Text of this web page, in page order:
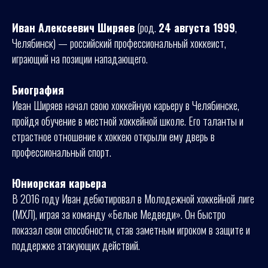
Иван Алексеевич Ширяев(род. 24 августа 1999,
Челябинск) — российский профессиональный хоккеист,
играющий на позиции нападающего.
Биография
Иван Ширяев начал свою хоккейную карьеру в Челябинске,
пройдя обучение в местной хоккейной школе. Его таланты и
страстное отношение к хоккею открыли ему дверь в
профессиональный спорт.
Юниорская карьера
В 2016 году Иван дебютировал в Молодежной хоккейной лиге
(МХЛ), играя за команду «Белые Медведи». Он быстро
показал свои способности, став заметным игроком в защите и
поддержке атакующих действий.